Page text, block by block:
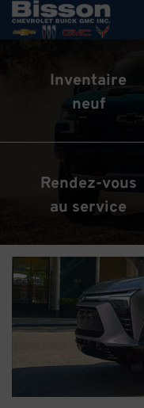
Bienvenue
Inventaire
neuf
Rendez-vous
au service